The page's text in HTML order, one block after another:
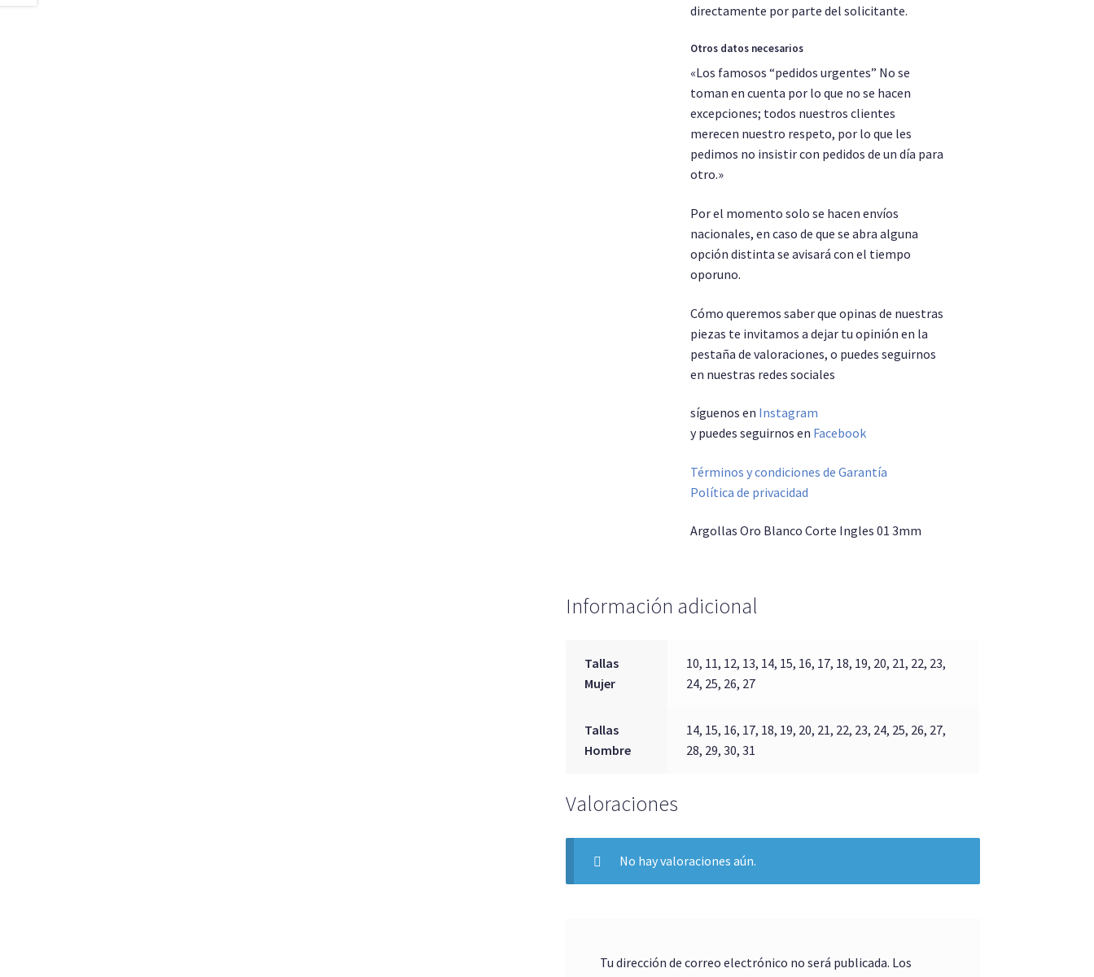
directamente por parte del solicitante.
Otros datos necesarios
«Los famosos “pedidos urgentes” No se
toman en cuenta por lo que no se hacen
excepciones; todos nuestros clientes
merecen nuestro respeto, por lo que les
pedimos no insistir con pedidos de un día para
otro.»
Por el momento solo se hacen envíos
nacionales, en caso de que se abra alguna
opción distinta se avisará con el tiempo
oporuno.
Cómo queremos saber que opinas de nuestras
piezas te invitamos a dejar tu opinión en la
pestaña de valoraciones, o puedes seguirnos
en nuestras redes sociales
síguenos en Instagram
y puedes seguirnos en Facebook
Términos y condiciones de Garantía
Política de privacidad
Argollas Oro Blanco Corte Ingles 01 3mm
Información adicional
Tallas
Mujer
10, 11, 12, 13, 14, 15, 16, 17, 18, 19, 20, 21, 22, 23,
24, 25, 26, 27
Tallas
Hombre
14, 15, 16, 17, 18, 19, 20, 21, 22, 23, 24, 25, 26, 27,
28, 29, 30, 31
Valoraciones
No hay valoraciones aún.
Tu dirección de correo electrónico no será publicada. Los